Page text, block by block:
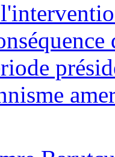
fin